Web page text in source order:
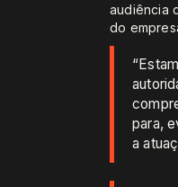
audiência
do
para,
a